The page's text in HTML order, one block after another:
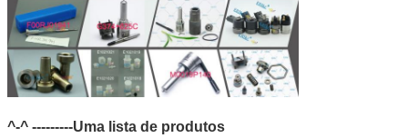
^-^ ---------Uma lista de produtos